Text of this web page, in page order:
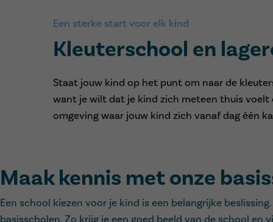
Een sterke start voor elk kind
Kleuterschool en
Staat jouw kind op het punt om naar de
want je wilt dat je kind zich meteen thuis voelt
omgeving waar jouw kind zich vanaf dag één
Maak kennis met onze
Een school kiezen voor je kind is een belangrijke